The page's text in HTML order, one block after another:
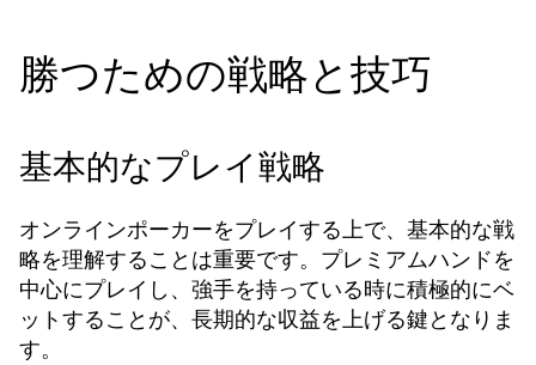
勝つための戦略と技巧
基本的なプレイ戦略
オンラインポーカーをプレイする上で、基本的な戦
略を理解することは重要です。プレミアムハンドを
中心にプレイし、強手を持っている時に積極的にベ
ットすることが、長期的な収益を上げる鍵となりま
す。